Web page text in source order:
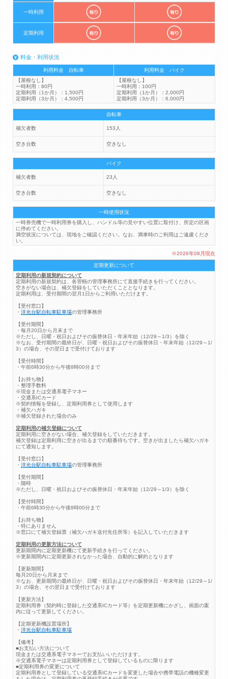
一時利用
定期利用
料金・利用状況
利用料金 自転車
利用料金 バイク
【屋根なし】
一時利用：80円
定期利用（1か月）：1,500円
定期利用（3か月）：4,500円
【屋根なし】
一時利用：100円
定期利用（1か月）：2,000円
定期利用（3か月）：6,000円
自転車
補欠者数 153人
空き台数 空きなし
バイク
補欠者数 23人
空き台数 空きなし
一時使用状況
一時券売機で一時利用券を購入し、ハンドル等の見やすい位置に取付け、所定の区画
に停めてください。
満空状況については、現地をご確認ください。なお、満車時のご利用はご遠慮くださ
い。
※2026年08月現在
定期更新について
定期利用の新規契約について
定期利用の新規契約は、各管轄の管理事務所にて直接手続きを行ってください。
空きがない場合は、補欠登録をしていただくこととなります。
定期利用は、受付期間の翌月1日からご利用いただけます。
【受付窓口】
・ 洋光台駅自転車駐車場の管理事務所
【受付期間】
・毎月20日から月末まで
※ただし、日曜・祝日およびその振替休日・年末年始（12/29～1/3）を除く
※なお、受付期間の最終日が、日曜・祝日およびその振替休日・年末年始（12/29～1/
3）の場合、その翌日まで受付けております
【受付時間】
・午前6時30分から午後8時00分まで
【お持ち物】
・整理手数料
※現金または交通系電子マネー
・交通系ICカード
※契約情報を登録し、定期利用券として使用します
・補欠ハガキ
※補欠登録された場合のみ
定期利用の補欠登録について
定期利用に空きがない場合、補欠登録をしていただきます。
補欠登録は定期利用に空きが出るまでの順番待ちです。空きが出ましたら補欠ハガキ
にて通知します。
【受付窓口】
・ 洋光台駅自転車駐車場の管理事務所
【受付期間】
・随時
※ただし、日曜・祝日およびその振替休日・年末年始（12/29～1/3）を除く
【受付時間】
・午前6時30分から午後8時00分まで
【お持ち物】
・特にありません
※窓口にて補欠登録票（補欠ハガキ送付先住所等）を記入していただきます
定期利用の更新方法について
更新期間内に定期更新機にて更新手続きを行ってください。
※更新期間内に定期更新されなかった場合、自動的に解約となります
【更新期間】
毎月20日から月末まで
※なお、更新期間の最終日が、日曜・祝日およびその振替休日・年末年始（12/29～1/
3）の場合、その翌日まで受付けております
【更新方法】
定期利用券（契約時に登録した交通系ICカード等）を定期更新機にかざし、画面の案
内に従って更新してください。
【定期更新機設置場所】
・ 洋光台駅自転車駐車場
【備考】
■お支払い方法について
現金または交通系電子マネーでお支払いいただけます。
※交通系電子マネーは定期利用券として登録しているものに限ります
■定期利用券の変更について
定期利用券として登録している交通系ICカードを変更した場合や携帯電話の機種変更